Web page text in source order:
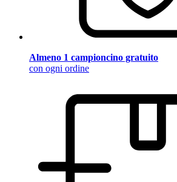
Almeno 1 campioncino gratuito
con ogni ordine